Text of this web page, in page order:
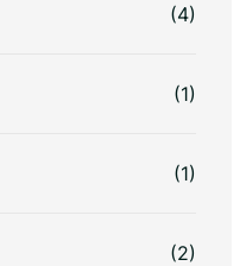
(4)
(1)
(1)
(2)